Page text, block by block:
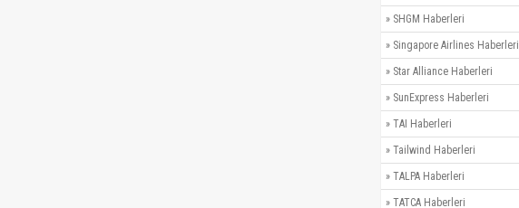
» SHGM Haberleri
» Singapore Airlines Haberleri
» Star Alliance Haberleri
» SunExpress Haberleri
» TAI Haberleri
» Tailwind Haberleri
» TALPA Haberleri
» TATCA Haberleri